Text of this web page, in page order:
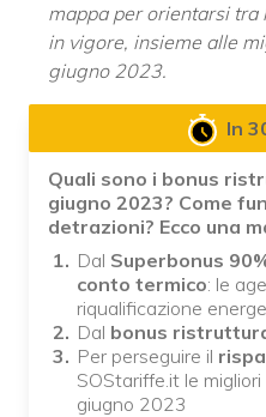
mappa per orientarsi
in vigore, insieme alle
giugno 2023.
In
Quali sono i bonus
giugno 2023? Come
detrazioni? Ecco una
Dal Superbonus
conto termico: le
riqualificazione
Dal bonus
Per perseguire il
SOStariffe.it le migliori
giugno 2023